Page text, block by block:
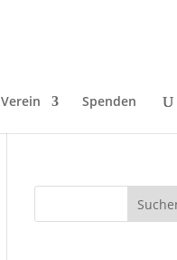
Verein Spenden